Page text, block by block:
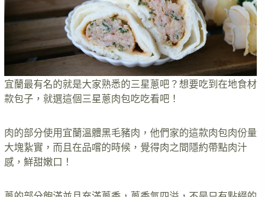
宜蘭最有名的就是大家熟悉的三星蔥吧？想要吃到在地食材
款包子，就選這個三星蔥肉包吃吃看吧！
肉的部分使用宜蘭溫體黑毛豬肉，他們家的這款肉包肉份量
大塊紥實，而且在品嚐的時候，覺得肉之間隱約帶點肉汁
感，鮮甜嫩口！